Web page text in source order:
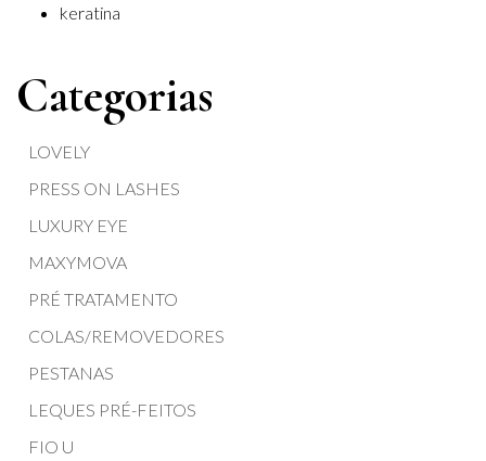
keratina
Categorias
LOVELY
PRESS ON LASHES
LUXURY EYE
MAXYMOVA
PRÉ TRATAMENTO
COLAS/REMOVEDORES
PESTANAS
LEQUES PRÉ-FEITOS
FIO U